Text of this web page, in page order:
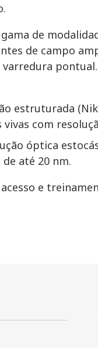
de
de campo
estruturada
com
óptica
até 20 nm.
e